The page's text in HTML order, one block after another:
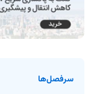
سرفصل‌ها